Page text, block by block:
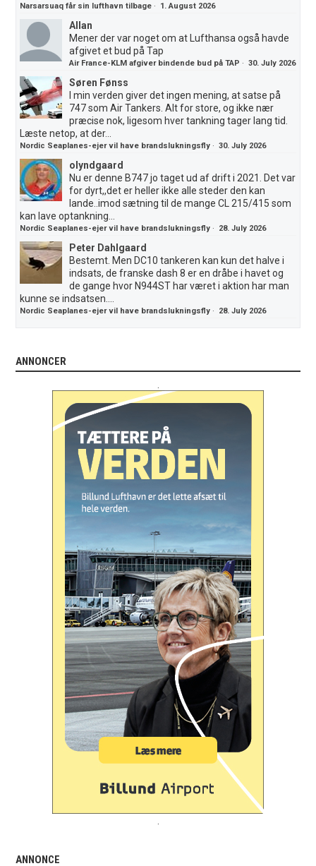
Narsarsuaq får sin lufthavn tilbage · 1. August 2026
Allan
Mener der var noget om at Lufthansa også havde
afgivet et bud på Tap
Air France-KLM afgiver bindende bud på TAP ·30. July 2026
Søren Fønss
I min verden giver det ingen mening, at satse på
747 som Air Tankers. Alt for store, og ikke nær
præcise nok, ligesom hver tankning tager lang tid.
Læste netop, at der...
Nordic Seaplanes-ejer vil have brandslukningsfly ·30. July 2026
olyndgaard
Nu er denne B747 jo taget ud af drift i 2021. Det var
for dyrt,,det er heller ikke alle steder den kan
lande..imod sætning til de mange CL 215/415 som
kan lave optankning...
Nordic Seaplanes-ejer vil have brandslukningsfly · 28. July 2026
Peter Dahlgaard
Bestemt. Men DC10 tankeren kan kun det halve i
indsats, de franske dash 8 er en dråbe i havet og
de gange hvor N944ST har været i aktion har man
kunne se indsatsen....
Nordic Seaplanes-ejer vil have brandslukningsfly · 28. July 2026
ANNONCER
ANNONCE